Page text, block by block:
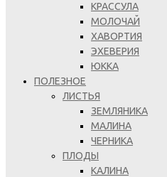
КРАССУЛА
МОЛОЧАЙ
ХАВОРТИЯ
ЭХЕВЕРИЯ
ЮККА
ПОЛЕЗНОЕ
ЛИСТЬЯ
ЗЕМЛЯНИКА
МАЛИНА
ЧЕРНИКА
ПЛОДЫ
КАЛИНА